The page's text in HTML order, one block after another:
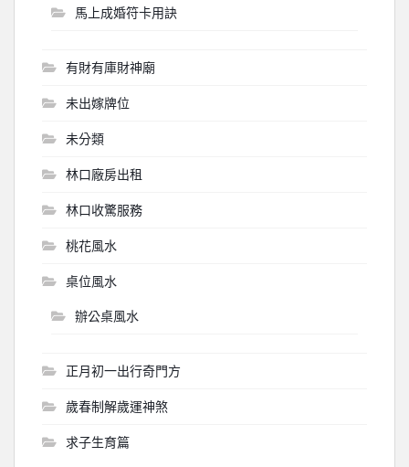
馬上成婚符卡用訣
有財有庫財神廟
未出嫁牌位
未分類
林口廠房出租
林口收驚服務
桃花風水
桌位風水
辦公桌風水
正月初一出行奇門方
歲春制解歲運神煞
求子生育篇